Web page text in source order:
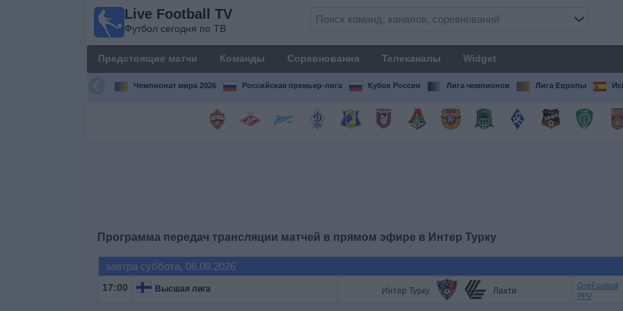
Live Football TV
Футбол сегодня по ТВ
Предстоящие матчи Команды Соревнования Телеканалы Widget
Чемпионат мира 2026 Российская премьер-лига Кубок России Лига чемпионов Лига Европы
Программа передач трансляции матчей в прямом эфире в Интер Турку
завтра суббота, 08.08.2026
17:00 Высшая лига Интер Турку Лахти
OneFootball
PPV